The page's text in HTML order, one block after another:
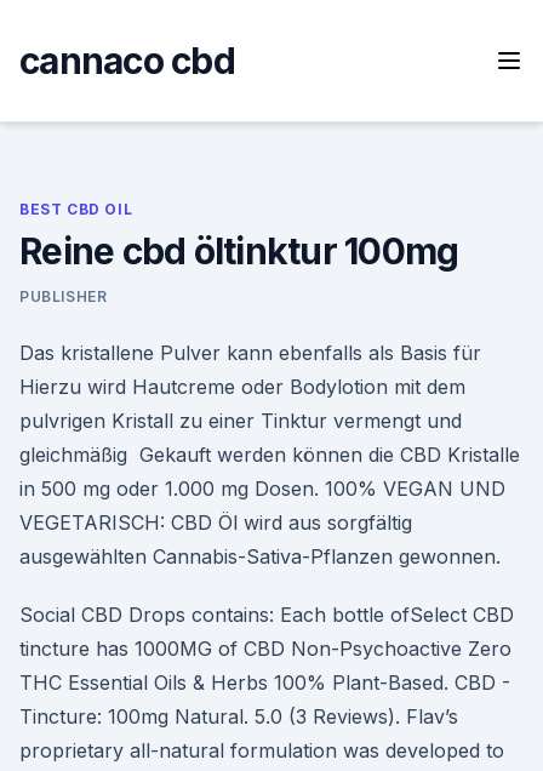
content
cannaco cbd
BEST CBD OIL
Reine cbd öltinktur 100mg
PUBLISHER
Das kristallene Pulver kann ebenfalls als Basis für
Hierzu wird Hautcreme oder Bodylotion mit dem
pulvrigen Kristall zu einer Tinktur vermengt und
gleichmäßig Gekauft werden können die CBD Kristalle
in 500 mg oder 1.000 mg Dosen. 100% VEGAN UND
VEGETARISCH: CBD Öl wird aus sorgfältig
ausgewählten Cannabis-Sativa-Pflanzen gewonnen.
Social CBD Drops contains: Each bottle ofSelect CBD
tincture has 1000MG of CBD Non-Psychoactive Zero
THC Essential Oils & Herbs 100% Plant-Based. CBD -
Tincture: 100mg Natural. 5.0 (3 Reviews). Flav’s
proprietary all-natural formulation was developed to